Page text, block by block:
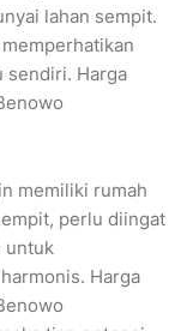
lahan sempit.
sendiri. Harga
memiliki rumah
perlu diingat
untuk
Harga